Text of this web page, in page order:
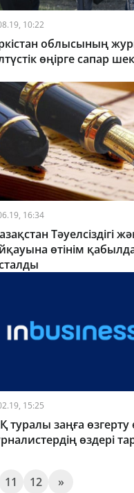
10:22
облысының
өңірге сапар
16:34
Тәуелсіздігі
өтінім
15:25
туралы заңға өзгерту
өздері
11 12 »